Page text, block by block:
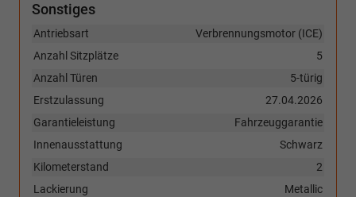
Sonstiges
Verbrennungsmotor (ICE)
Antriebsart
5
Anzahl Sitzplätze
5-türig
Anzahl Türen
27.04.2026
Erstzulassung
Fahrzeuggarantie
Garantieleistung
Schwarz
Innenausstattung
2
Kilometerstand
Metallic
Lackierung